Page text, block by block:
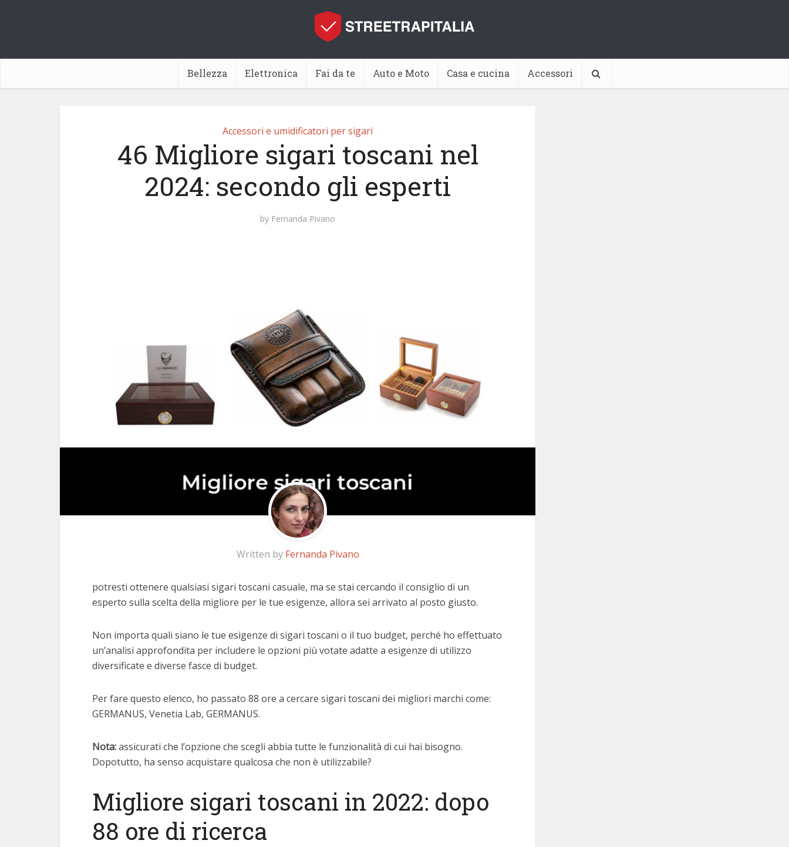
Bellezza Elettronica Fai da te Auto e Moto Casa e cucina Accessori
Accessori e umidificatori per sigari
46 Migliore sigari toscani nel
2024: secondo gli esperti
by Fernanda Pivano
Written by Fernanda Pivano
potresti ottenere qualsiasi sigari toscani casuale, ma se stai cercando il consiglio di un
esperto sulla scelta della migliore per le tue esigenze, allora sei arrivato al posto giusto.
Non importa quali siano le tue esigenze di sigari toscani o il tuo budget, perché ho effettuato
un’analisi approfondita per includere le opzioni più votate adatte a esigenze di utilizzo
diversificate e diverse fasce di budget.
Per fare questo elenco, ho passato 88 ore a cercare sigari toscani dei migliori marchi come:
GERMANUS, Venetia Lab, GERMANUS.
Nota:assicurati che l’opzione che scegli abbia tutte le funzionalità di cui hai bisogno.
Dopotutto, ha senso acquistare qualcosa che non è utilizzabile?
Migliore sigari toscani in 2022: dopo
88 ore di ricerca